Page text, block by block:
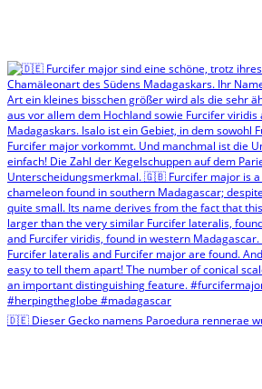
🇩🇪 Dieser Gecko namens Paroedura rennerae